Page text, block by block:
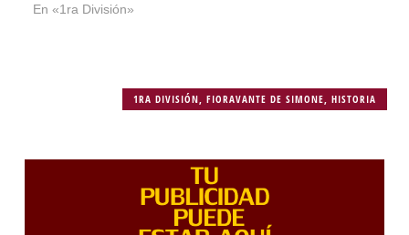
En «1ra División»
1RA DIVISIÓN,FIORAVANTE DE SIMONE,HISTORIA